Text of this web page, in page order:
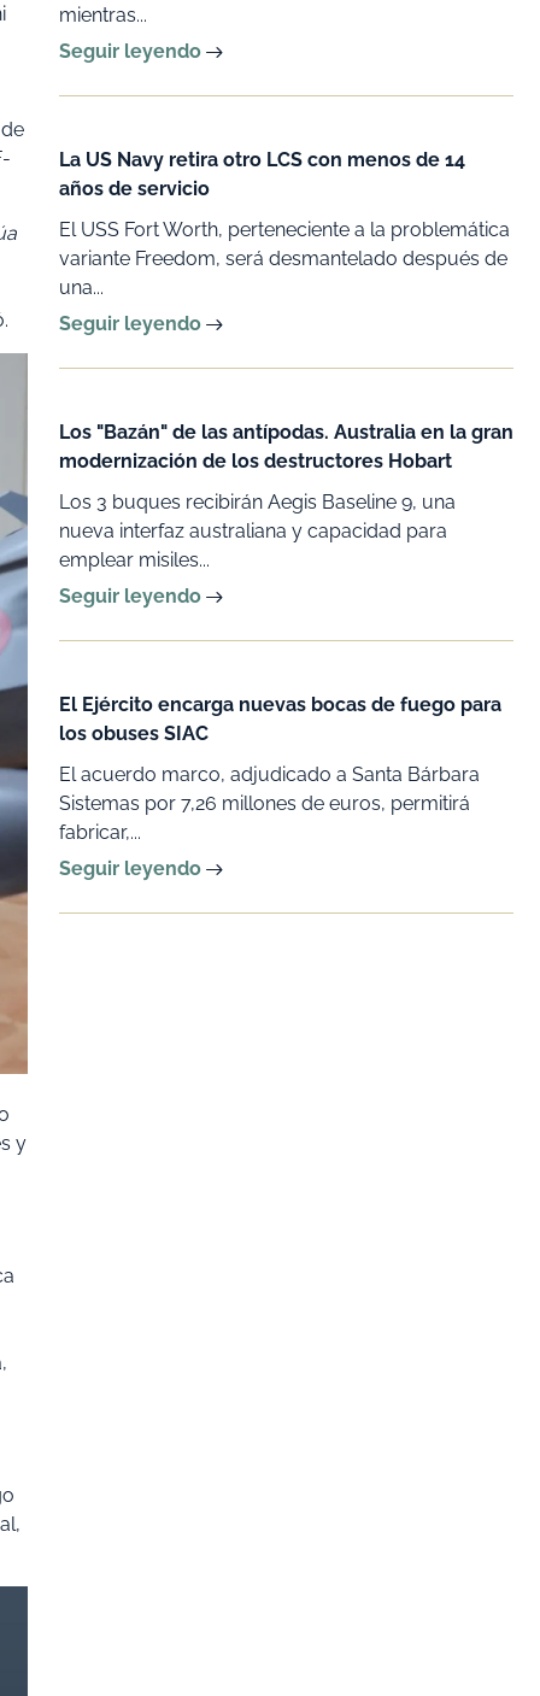
y
mientras...
Seguir leyendo
La US Navy retira otro LCS con menos de 14
años de servicio
El USS Fort Worth, perteneciente a la problemática
variante Freedom, será desmantelado después de
una...
Seguir leyendo
Los "Bazán" de las antípodas. Australia en la gran
modernización de los destructores Hobart
Los 3 buques recibirán Aegis Baseline 9, una
nueva interfaz australiana y capacidad para
emplear misiles...
Seguir leyendo
El Ejército encarga nuevas bocas de fuego para
los obuses SIAC
El acuerdo marco, adjudicado a Santa Bárbara
Sistemas por 7,26 millones de euros, permitirá
fabricar,...
Seguir leyendo